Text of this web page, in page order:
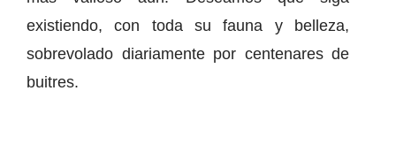
existiendo, con toda su fauna y belleza,
sobrevolado diariamente por centenares de
buitres.